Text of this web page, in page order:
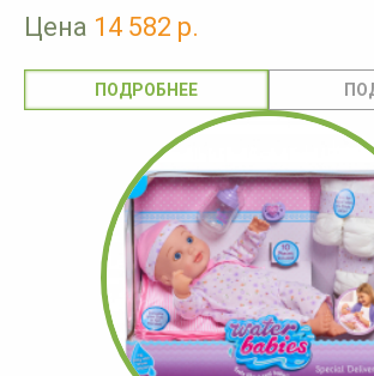
Цена 14 582 р.
ПОДРОБНЕЕ